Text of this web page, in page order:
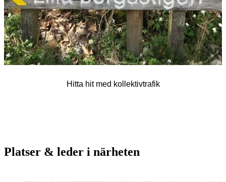
Hitta hit med kollektivtrafik
Platser & leder i närheten